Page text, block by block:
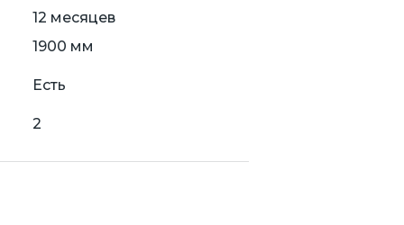
12 месяцев
1900 мм
Есть
2